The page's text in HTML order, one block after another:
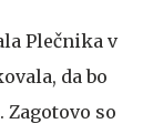
Plečnika v
da bo
so